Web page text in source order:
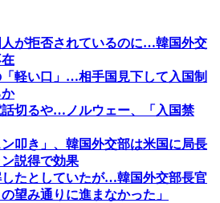
が拒否されているのに…韓国外交
軽い口」…相手国見下して入国制
切るや…ノルウェー、「入国禁
叩き」、韓国外交部は米国に局長
説得で効果
したとしていたが…韓国外交部長官
望み通りに進まなかった」